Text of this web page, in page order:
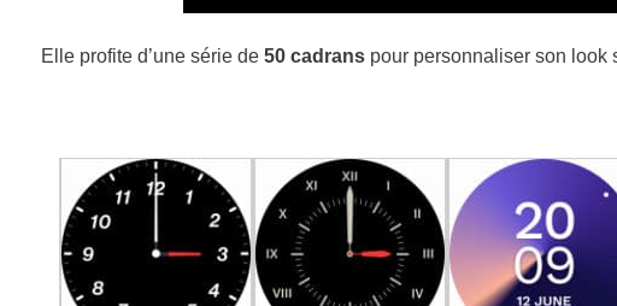
Elle profite d’une série de 50 cadrans pour personnaliser son look